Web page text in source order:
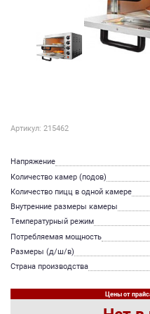
Артикул: 215462
Напряжение
Количество камер (подов)
Количество пицц в одной камере
Внутренние размеры камеры
Температурный режим
Потребляемая мощность
Размеры (д/ш/в)
Страна производства
Цены от